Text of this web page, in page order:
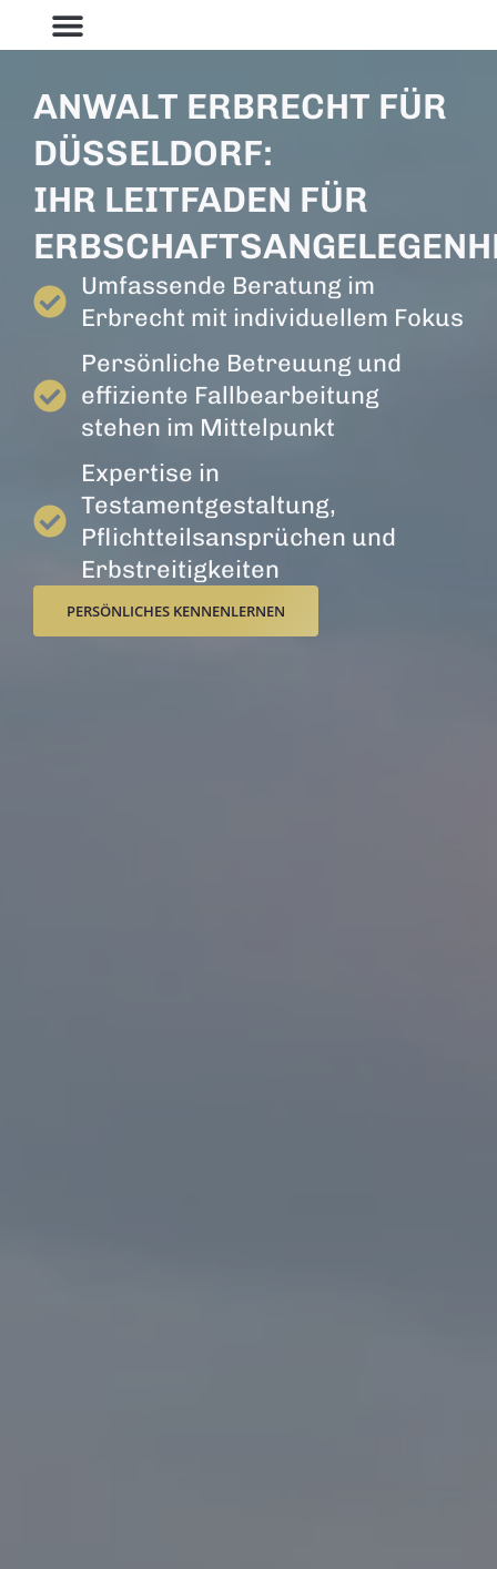
ANWALT ERBRECHT FÜR
DÜSSELDORF:
IHR LEITFADEN FÜR
Umfassende Beratung im
Erbrecht mit individuellem Fokus
Persönliche Betreuung und
effiziente Fallbearbeitung
stehen im Mittelpunkt
Expertise in
Testamentgestaltung,
Pflichtteilsansprüchen und
Erbstreitigkeiten
PERSÖNLICHES KENNENLERNEN